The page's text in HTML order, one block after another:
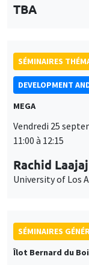
TBA
SÉMINAIRES
DEVELOPMENT
MEGA
Vendredi 25
11:00 à 12:15
Rachid Laajaj
University of Los
SÉMINAIRES
Îlot Bernard du